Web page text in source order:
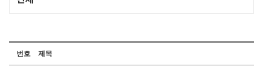
번호 제목